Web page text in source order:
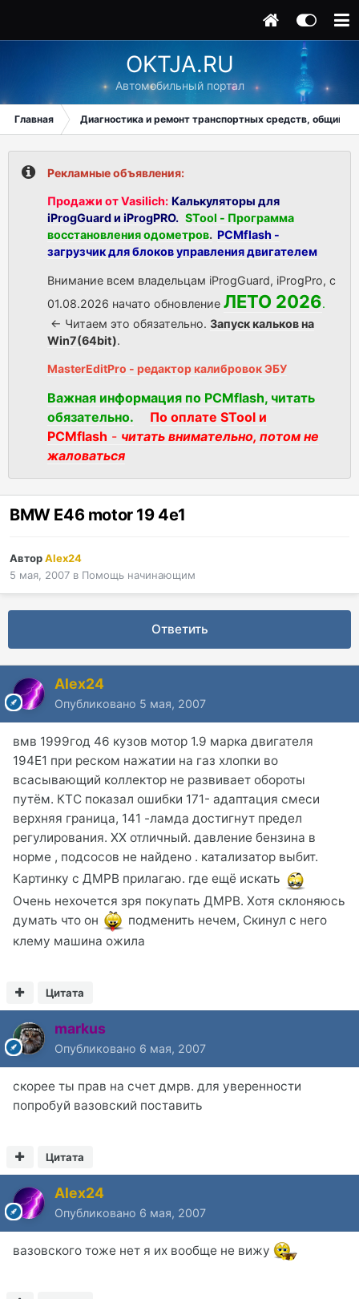
OKTJA.RU
Автомобильный портал
Главная Диагностика и ремонт транспортных средств, общий
Рекламные объявления:
Продажи от Vasilich: Калькуляторы для
iProgGuard и iProgPRO. STool - Программа
восстановления одометров. PCMflash -
загрузчик для блоков управления двигателем
Внимание всем владельцам iProgGuard, iProgPro, с
01.08.2026 начато обновление ЛЕТО 2026.
<- Читаем это обязательно. Запуск кальков на
Win7(64bit).
MasterEditPro - редактор калибровок ЭБУ
Важная информация по PCMflash, читать
обязательно.
По оплате STool и
PCMflash - читать внимательно, потом не
жаловаться
BMW E46 motor 19 4e1
АвторAlex24
5 мая, 2007 в Помощь начинающим
Ответить
Alex24
Опубликовано 5 мая, 2007
вмв 1999год 46 кузов мотор 1.9 марка двигателя
194Е1 при реском нажатии на газ хлопки во
всасывающий коллектор не развивает обороты
путём. КТС показал ошибки 171- адаптация смеси
верхняя граница, 141 -ламда достигнут предел
регулирования. ХХ отличный. давление бензина в
норме , подсосов не найдено . катализатор выбит.
Картинку с ДМРВ прилагаю. где ещё искать
Очень нехочется зря покупать ДМРВ. Хотя склоняюсь
думать что он
подменить нечем, Скинул с него
клему машина ожила
Цитата
markus
Опубликовано 6 мая, 2007
скорее ты прав на счет дмрв. для уверенности
попробуй вазовский поставить
Цитата
Alex24
Опубликовано 6 мая, 2007
вазовского тоже нет я их вообще не вижу